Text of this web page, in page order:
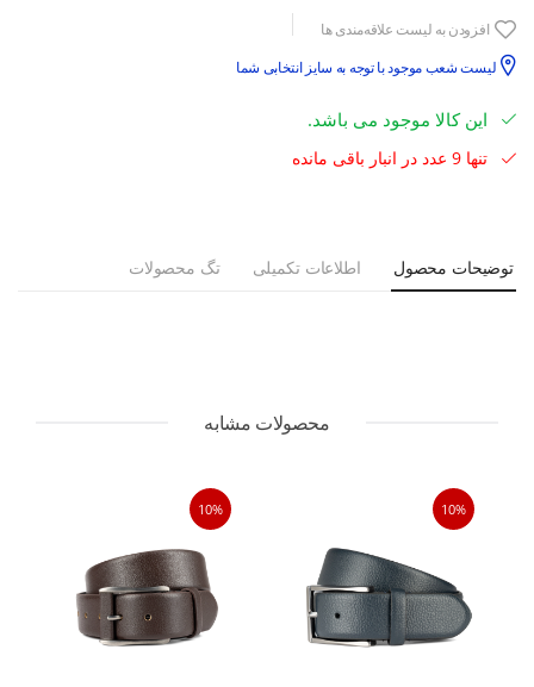
افزودن به لیست علاقه‌مندی ها
لیست شعب موجود با توجه به سایز انتخابی شما
این کالا موجود می باشد.
تنها 9 عدد در انبار باقی مانده
توضیحات محصول اطلاعات تکمیلی تگ محصولات
محصولات مشابه
10%
10%